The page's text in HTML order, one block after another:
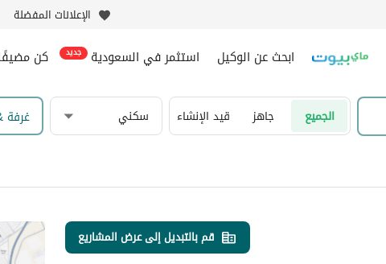
الإعلانات المفضلة
ابحث عن الوكيل استثمر في السعودية جديد كن
الجميع جاهز قيد الإنشاء سكني
قم بالتبديل إلى عرض المشاريع